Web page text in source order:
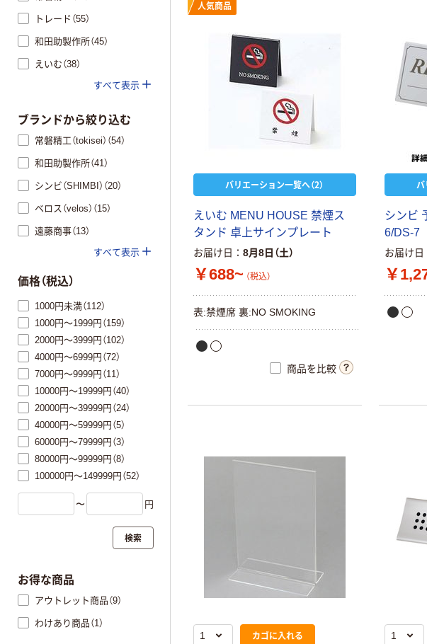
人気商品
バリエーション一覧へ（2）
えいむ MENU HOUSE 禁煙ス
タンド 卓上サインプレート
お届け日 8月8日（土）
￥688~ （税込）
表:禁煙席 裏:NO SMOKING
商品を比較
バ
シンビ
6/DS-7
お届け日
￥
カゴに入れる
トレード（55）
和田助製作所（45）
えいむ（38）
すべて表示
ブランドから絞り込む
常磐精工（tokisei）（54）
和田助製作所（41）
シンビ（SHIMBI）（20）
ベロス（velos）（15）
遠藤商事（13）
すべて表示
価格（税込）
1000円未満（112）
1000円～1999円（159）
2000円～3999円（102）
4000円～6999円（72）
7000円～9999円（11）
10000円～19999円（40）
20000円～39999円（24）
40000円～59999円（5）
60000円～79999円（3）
80000円～99999円（8）
100000円～149999円（52）
〜 円
検索
お得な商品
アウトレット商品（9）
わけあり商品（1）